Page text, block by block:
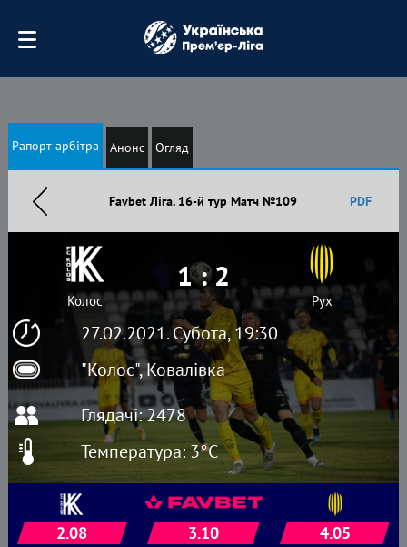
Рапорт арбітра Анонс Огляд
Favbet Ліга. 16-й тур Матч №109 PDF
27.02.2021. Субота, 19:30
"Колос", Ковалівка
Колос
1 : 2
Рух
Глядачі: 2478
Температура: 3°C
2.08 3.10 4.05